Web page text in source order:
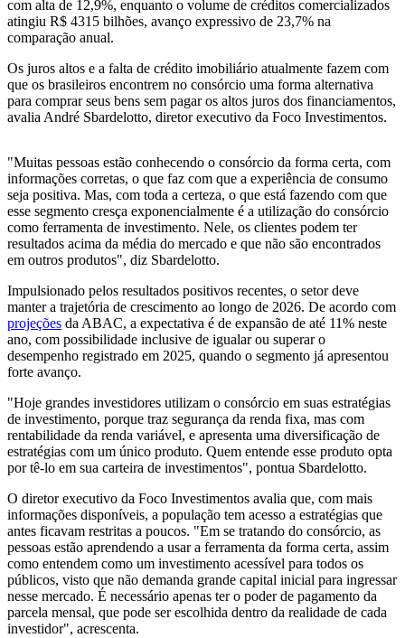
com alta de 12,9%, enquanto o volume de créditos comercializados
atingiu R$ 4315 bilhões, avanço expressivo de 23,7% na
comparação anual.
Os juros altos e a falta de crédito imobiliário atualmente fazem com
que os brasileiros encontrem no consórcio uma forma alternativa
para comprar seus bens sem pagar os altos juros dos financiamentos,
avalia André Sbardelotto, diretor executivo da Foco Investimentos.
"Muitas pessoas estão conhecendo o consórcio da forma certa, com
informações corretas, o que faz com que a experiência de consumo
seja positiva. Mas, com toda a certeza, o que está fazendo com que
esse segmento cresça exponencialmente é a utilização do consórcio
como ferramenta de investimento. Nele, os clientes podem ter
resultados acima da média do mercado e que não são encontrados
em outros produtos", diz Sbardelotto.
Impulsionado pelos resultados positivos recentes, o setor deve
manter a trajetória de crescimento ao longo de 2026. De acordo com
projeções da ABAC, a expectativa é de expansão de até 11% neste
ano, com possibilidade inclusive de igualar ou superar o
desempenho registrado em 2025, quando o segmento já apresentou
forte avanço.
"Hoje grandes investidores utilizam o consórcio em suas estratégias
de investimento, porque traz segurança da renda fixa, mas com
rentabilidade da renda variável, e apresenta uma diversificação de
estratégias com um único produto. Quem entende esse produto opta
por tê-lo em sua carteira de investimentos", pontua Sbardelotto.
O diretor executivo da Foco Investimentos avalia que, com mais
informações disponíveis, a população tem acesso a estratégias que
antes ficavam restritas a poucos. "Em se tratando do consórcio, as
pessoas estão aprendendo a usar a ferramenta da forma certa, assim
como entendem como um investimento acessível para todos os
públicos, visto que não demanda grande capital inicial para ingressar
nesse mercado. É necessário apenas ter o poder de pagamento da
parcela mensal, que pode ser escolhida dentro da realidade de cada
investidor", acrescenta.